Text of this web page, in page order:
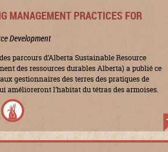
MANAGEMENT PRACTICES FOR
Development
parcours d’Alberta Sustainable Resource
des ressources durables Alberta) a publié ce
gestionnaires des terres des pratiques de
amélioreront l’habitat du tétras des armoises.